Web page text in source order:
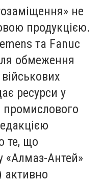
не
продукцією.
та Fanuc
обмеження
ресурси у
те, що
«Алмаз-Антей»